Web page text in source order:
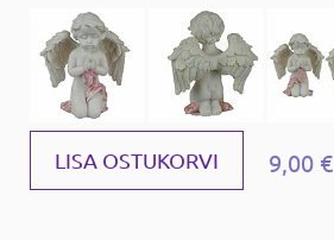
LISA OSTUKORVI 9,00 €